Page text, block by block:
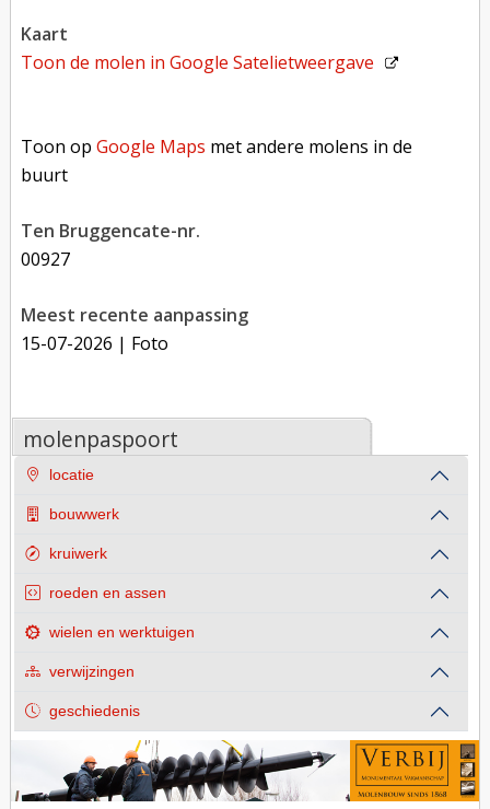
kaart
Toon de molen inGoogle Satelietweergave
Toon opGoogle Maps met andere molens in de
buurt
Ten Bruggencate-nr.
00927
Meest recente aanpassing
15-07-2026 | Foto
molenpaspoort
locatie
bouwwerk
kruiwerk
roeden en assen
wielen en werktuigen
verwijzingen
geschiedenis